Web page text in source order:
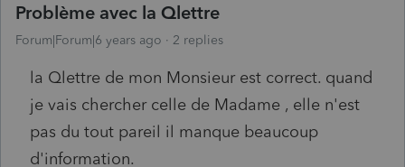
Problème avec la Qlettre
Forum|Forum|6 years ago 2 replies
la Qlettre de mon Monsieur est correct. quand
je vais chercher celle de Madame , elle n'est
pas du tout pareil il manque beaucoup
d'information.